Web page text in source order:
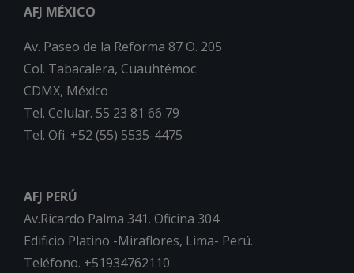
AFJ MÉXICO
Av. Paseo de la Reforma 87 O. 205
Col. Tabacalera, Cuauhtémoc
CDMX, México
Tel. Celular. 55 23 81 66 79
Tel. Ofi. +52 (55) 5535-4475
AFJ PERÚ
Av.Ricardo Palma 341. Oficina 304
Edificio Platino -Miraflores, Lima- Perú.
Teléfono. +51934762110